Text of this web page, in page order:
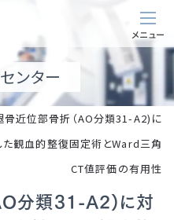
ンター
骨近位部骨折（AO分類31-A2)に
た観血的整復固定術とWard三角
CT値評価の有用性
分類31-A2)に対